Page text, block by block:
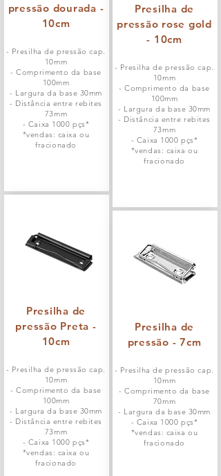
pressão dourada -
10cm
- Presilha de pressão cap.
10mm
- Comprimento da base
100mm
- Largura da base 30mm
- Distância entre rebites
73mm
- Caixa 1000 pçs*
*vendas: caixa ou
fracionado
Presilha de
pressão Preta -
10cm
- Presilha de pressão cap.
10mm
- Comprimento da base
100mm
- Largura da base 30mm
- Distância entre rebites
73mm
- Caixa 1000 pçs*
*vendas: caixa ou
fracionado
Presilha de
pressão rose gold
- 10cm
- Presilha de pressão cap.
10mm
- Comprimento da base
100mm
- Largura da base 30mm
- Distância entre rebites
73mm
- Caixa 1000 pçs*
*vendas: caixa ou
fracionado
Presilha de
pressão - 7cm
- Presilha de pressão cap.
10mm
- Comprimento da base
70mm
- Largura da base 30mm
- Caixa 1000 pçs*
*vendas: caixa ou
fracionado